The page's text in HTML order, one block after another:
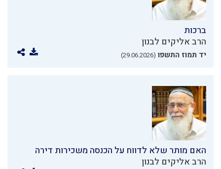
ברכות
הרב אליקים לבנון
יד תמוז התשפו (29.06.2026)
האם מותר שלא לדווח על הכנסה משכירות דירה
הרב אליקים לבנון